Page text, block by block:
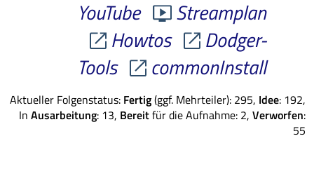
YouTube
Streamplan
Howtos
Dodger-
Tools
commonInstall
Aktueller Folgenstatus: Fertig(ggf. Mehrteiler): 295, Idee: 192,
In Ausarbeitung: 13, Bereitfür die Aufnahme: 2, Verworfen:
55